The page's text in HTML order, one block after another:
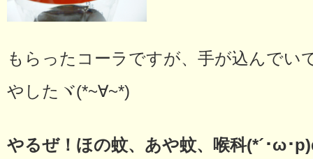
もらったコーラですが、手が込んでい
やしたヾ(*~∀~*)ゞ
やるぜ！ほの蚊、あや蚊、喉科(*´･ω･